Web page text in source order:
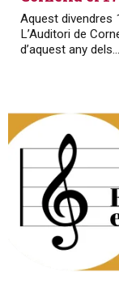
Aquest divendres
L’Auditori de
d’aquest any dels...